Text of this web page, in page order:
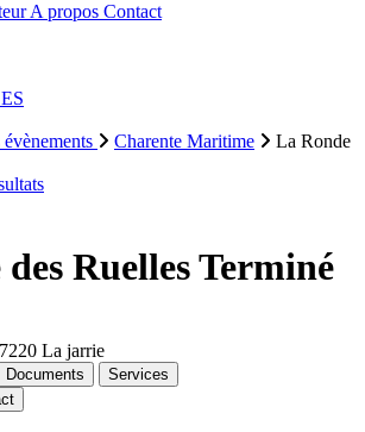
A propos Contact
ES
Charente Maritime
La Ronde
RuellesTerminé
La jarrie
Documents
Services